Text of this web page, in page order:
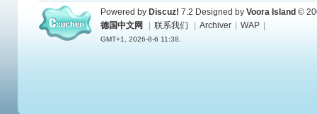
Powered by Discuz! 7.2 Designed by Voora Island ©
德国中文网
联系我们 Archiver WAP
GMT+1, 2026-8-6 11:38.